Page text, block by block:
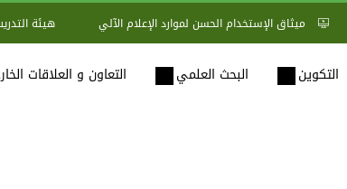
ميثاق الإستخدام الحسن لموارد الإعلام الآلي هيئة
التكوين البحث العلمي التعاون و العلاقات